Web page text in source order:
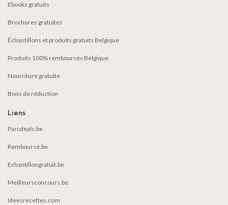
Ebooks gratuits
Brochures gratuites
Échantillons et produits gratuits Belgique
Produits 100% remboursés Belgique
Nourriture gratuite
Bons de réduction
Liens
Parcdeals.be
Remboursé.be
Echantillongratuit.be
Meilleursconcours.be
Ideesrecettes.com